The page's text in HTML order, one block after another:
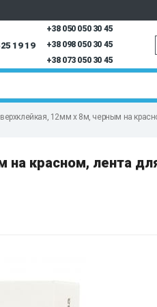
19 19
+38 050 050 30 45
+38 098 050 30 45
+38 073 050 30 45
12мм х 8м, черным на
на красном, лента